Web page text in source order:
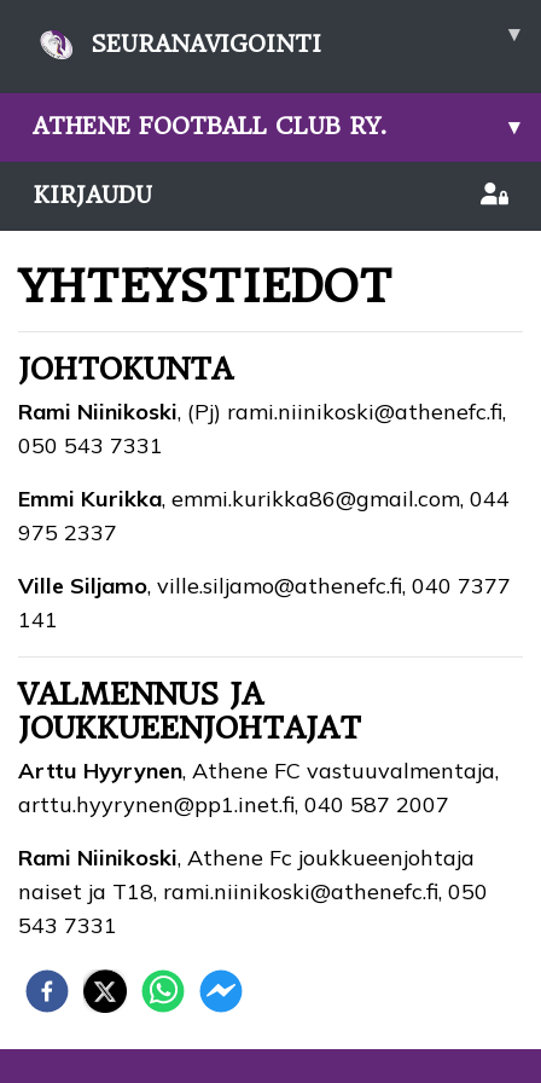
SEURANAVIGOINTI ▾
ATHENE FOOTBALL CLUB RY. ▾
KIRJAUDU
YHTEYSTIEDOT
JOHTOKUNTA
Rami Niinikoski, (Pj) rami.niinikoski@athenefc.fi,
050 543 7331
Emmi Kurikka, emmi.kurikka86@gmail.com, 044
975 2337
Ville Siljamo, ville.siljamo@athenefc.fi, 040 7377
141
VALMENNUS JA
JOUKKUEENJOHTAJAT
Arttu Hyyrynen, Athene FC vastuuvalmentaja,
arttu.hyyrynen@pp1.inet.fi, 040 587 2007
Rami Niinikoski, Athene Fc joukkueenjohtaja
naiset ja T18, rami.niinikoski@athenefc.fi, 050
543 7331